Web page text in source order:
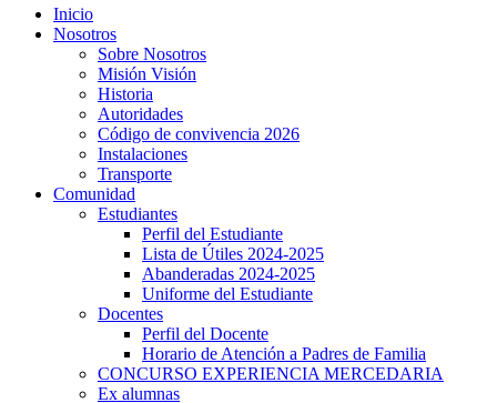
Inicio
Nosotros
Sobre Nosotros
Misión Visión
Historia
Autoridades
Código de convivencia 2026
Instalaciones
Transporte
Comunidad
Estudiantes
Perfil del Estudiante
Lista de Útiles 2024-2025
Abanderadas 2024-2025
Uniforme del Estudiante
Docentes
Perfil del Docente
Horario de Atención a Padres de Familia
CONCURSO EXPERIENCIA MERCEDARIA
Ex alumnas